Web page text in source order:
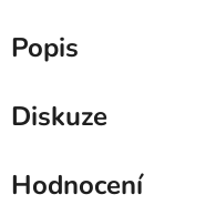
Popis
Diskuze
Hodnocení